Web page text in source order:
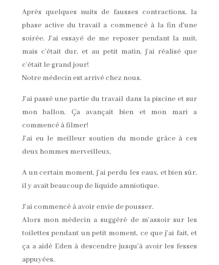
Après quelques nuits de fausses contractions, la
phase active du travail a commencé à la fin d’une
soirée. J’ai essayé de me reposer pendant la nuit,
mais c’était dur, et au petit matin, j’ai réalisé que
c’était le grand jour!
Notre médecin est arrivé chez nous.
J’ai passé une partie du travail dans la piscine et sur
mon ballon. Ça avançait bien et mon mari a
commencé à filmer!
J’ai eu le meilleur soutien du monde grâce à ces
deux hommes merveilleux.
A un certain moment, j’ai perdu les eaux, et bien sûr,
il y avait beaucoup de liquide amniotique.
J’ai commencé à avoir envie de pousser.
Alors mon médecin a suggéré de m’assoir sur les
toilettes pendant un petit moment, ce que j’ai fait, et
ça a aidé Eden à descendre jusqu’à avoir les fesses
appuyées.